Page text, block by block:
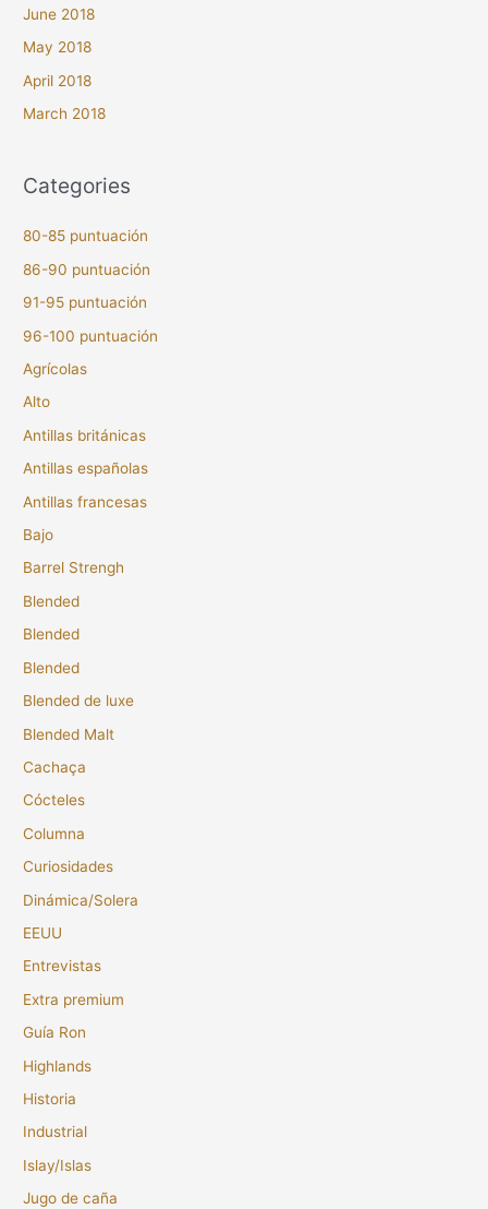
June 2018
May 2018
April 2018
March 2018
Categories
80-85 puntuación
86-90 puntuación
91-95 puntuación
96-100 puntuación
Agrícolas
Alto
Antillas británicas
Antillas españolas
Antillas francesas
Bajo
Barrel Strengh
Blended
Blended
Blended
Blended de luxe
Blended Malt
Cachaça
Cócteles
Columna
Curiosidades
Dinámica/Solera
EEUU
Entrevistas
Extra premium
Guía Ron
Highlands
Historia
Industrial
Islay/Islas
Jugo de caña